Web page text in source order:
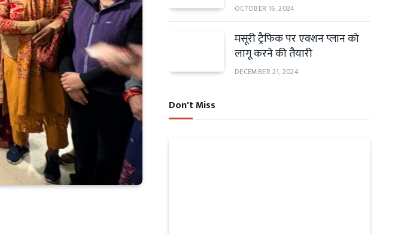
OCTOBER 16, 2024
मसूरी ट्रैफिक पर एक्शन प्लान को
लागू करने की तैयारी
DECEMBER 21, 2024
Don't Miss